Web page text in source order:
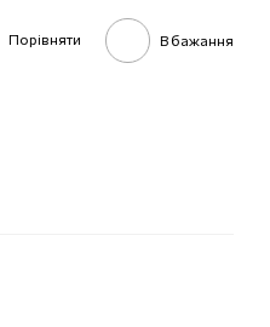
Порівняти В бажання